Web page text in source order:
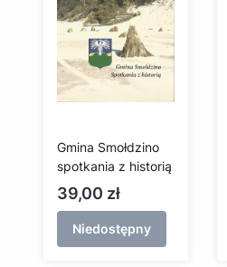
Gmina Smołdzino
spotkania z historią
Cena
39,00 zł
Niedostępny